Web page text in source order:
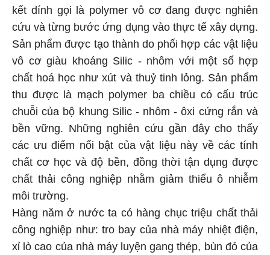
kết dính gọi là polymer vô cơ đang được nghiên
cứu và từng bước ứng dụng vào thực tế xây dựng.
Sản phẩm được tạo thành do phối hợp các vật liệu
vô cơ giàu khoáng Silic - nhôm với một số hợp
chất hoá học như xút và thuỷ tinh lỏng. Sản phẩm
thu được là mạch polymer ba chiều có cấu trúc
chuỗi của bộ khung Silic - nhôm - ôxi cứng rắn và
bền vững. Những nghiên cứu gần đây cho thấy
các ưu điểm nổi bật của vật liệu này về các tính
chất cơ học và độ bền, đồng thời tận dụng được
chất thải công nghiệp nhằm giảm thiểu ô nhiễm
môi trường.
Hàng năm ở nước ta có hàng chục triệu chất thải
công nghiệp như: tro bay của nhà máy nhiệt điện,
xỉ lò cao của nhà máy luyện gang thép, bùn đỏ của